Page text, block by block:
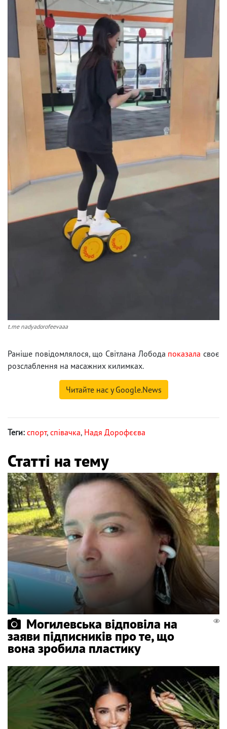
t.me nadyadorofeevaaa
Раніше повідомлялося, що Світлана Лобода показала своє
розслаблення на масажних килимках.
Читайте нас у Google.News
Теги: спорт, співачка, Надя Дорофєєва
Статті на тему
Могилевська відповіла на
заяви підписників про те, що
вона зробила пластику